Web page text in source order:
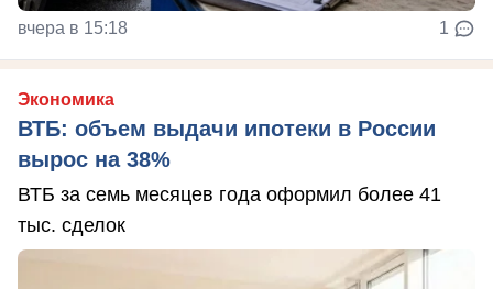
вчера в 15:18 1
Экономика
ВТБ: объем выдачи ипотеки в России
вырос на 38%
ВТБ за семь месяцев года оформил более 41
тыс. сделок